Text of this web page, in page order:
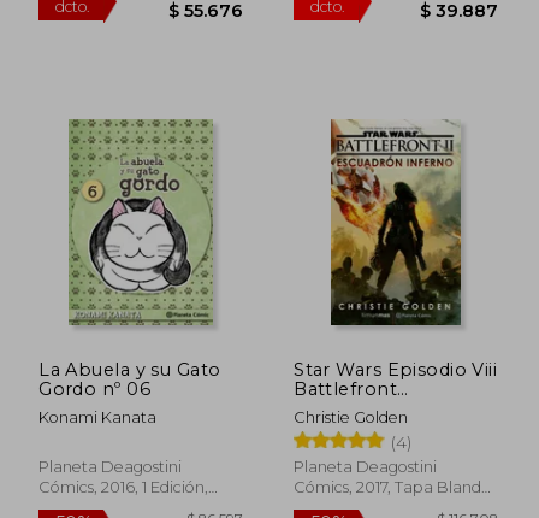
50%
dcto.
$ 66.854
$ 33.427
50%
dcto.
La Abuela y su Gato
Gordo nº 06
Konami Kanata
Planeta Deagostini
Cómics, 2016, 1 Edición,
Tapa Blanda, Nuevo
Star Wars Episodio Viii
Battlefront
Escuadrón Inferno
(Novela) (Star Wars:
Novelas)
Christie Golden
(4)
Planeta Deagostini
Cómics, 2017, Tapa Blanda,
Nuevo